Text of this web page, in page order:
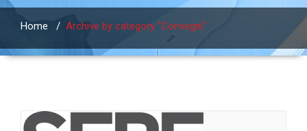
Home / Archive by category "Convegni"